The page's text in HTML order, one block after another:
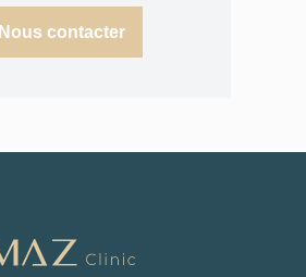
Nous contacter